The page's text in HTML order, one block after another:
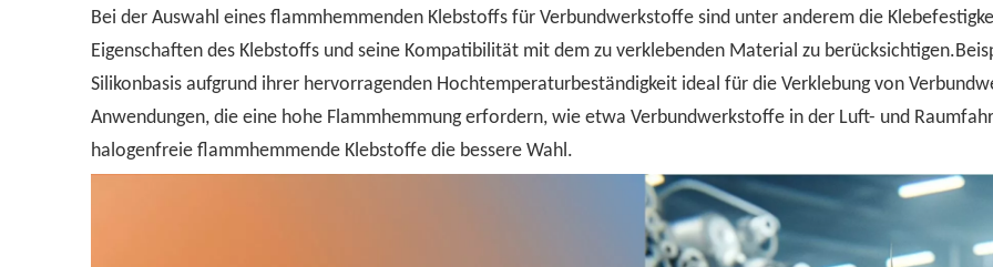
Bei der Auswahl eines flammhemmenden Klebstoffs für Verbundwerkstoffe sind unter anderem die
Eigenschaften des Klebstoffs und seine Kompatibilität mit dem zu verklebenden Material zu
Silikonbasis aufgrund ihrer hervorragenden Hochtemperaturbeständigkeit ideal für die Verklebung von
Anwendungen, die eine hohe Flammhemmung erfordern, wie etwa Verbundwerkstoffe in der Luft- und
halogenfreie flammhemmende Klebstoffe die bessere Wahl.